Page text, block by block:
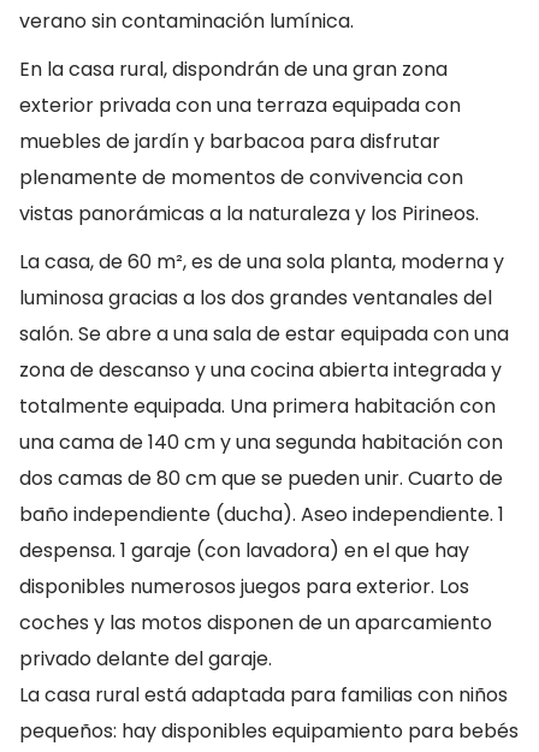
verano sin contaminación lumínica.
En la casa rural, dispondrán de una gran zona
exterior privada con una terraza equipada con
muebles de jardín y barbacoa para disfrutar
plenamente de momentos de convivencia con
vistas panorámicas a la naturaleza y los Pirineos.
La casa, de 60 m², es de una sola planta, moderna y
luminosa gracias a los dos grandes ventanales del
salón. Se abre a una sala de estar equipada con una
zona de descanso y una cocina abierta integrada y
totalmente equipada. Una primera habitación con
una cama de 140 cm y una segunda habitación con
dos camas de 80 cm que se pueden unir. Cuarto de
baño independiente (ducha). Aseo independiente. 1
despensa. 1 garaje (con lavadora) en el que hay
disponibles numerosos juegos para exterior. Los
coches y las motos disponen de un aparcamiento
privado delante del garaje.
La casa rural está adaptada para familias con niños
pequeños: hay disponibles equipamiento para bebés